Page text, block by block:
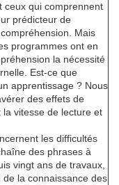
ceux qui comprennent
prédicteur de
Mais
programmes ont en
la nécessité
Est-ce que
apprentissage ? Nous
des effets de
la vitesse de lecture et
les difficultés
des phrases à
vingt ans de travaux,
la connaissance des